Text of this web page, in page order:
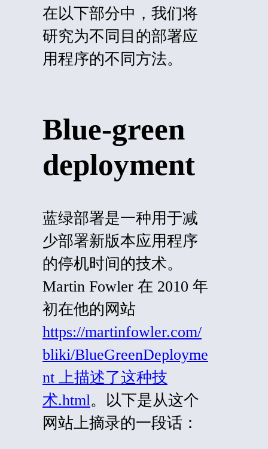
在以下部分中，我们将
研究为不同目的部署应
用程序的不同方法。
Blue-green
deployment
蓝绿部署是一种用于减
少部署新版本应用程序
的停机时间的技术。
Martin Fowler 在 2010 年
初在他的网站
https://martinfowler.com/
bliki/BlueGreenDeployme
nt 上描述了这种技
术.html。以下是从这个
网站上摘录的一段话：